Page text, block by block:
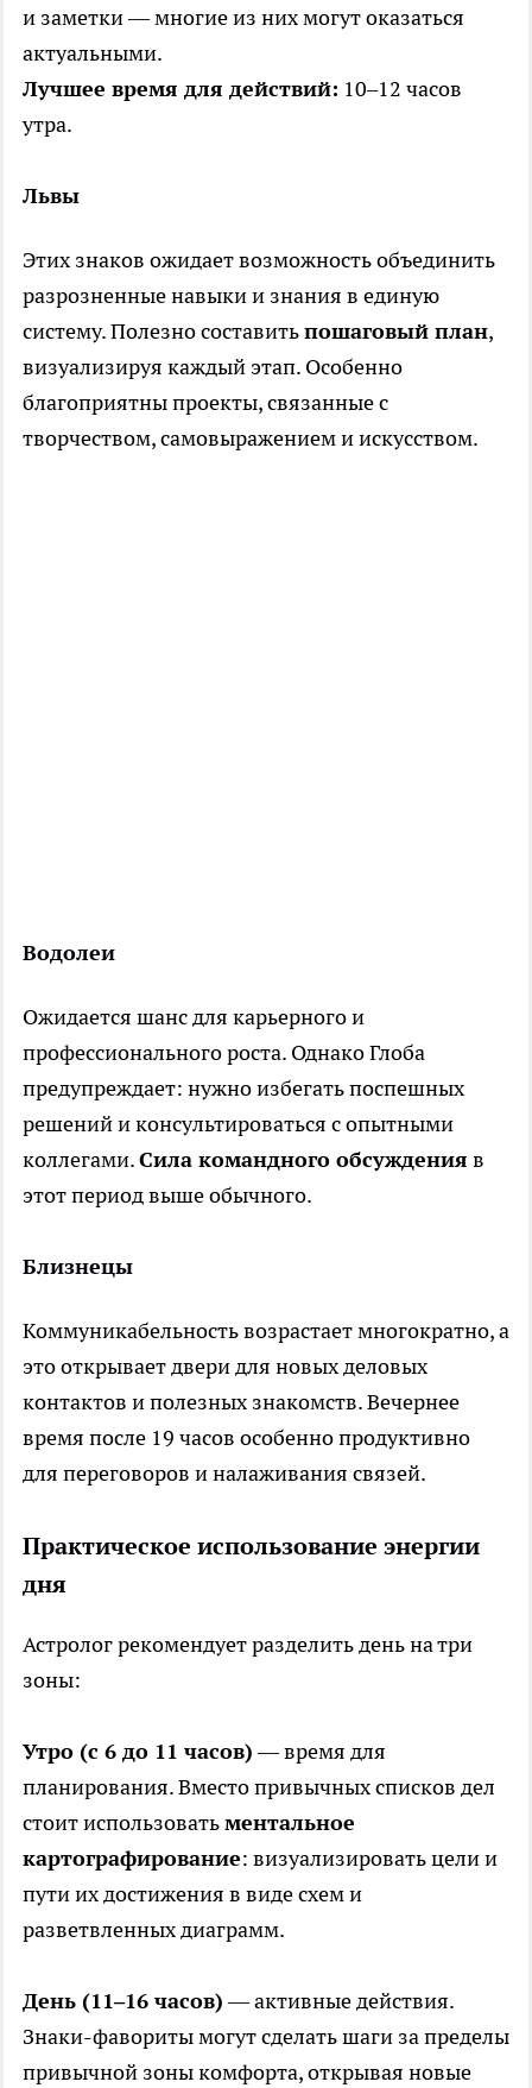
и заметки — многие из них могут оказаться
актуальными.
Лучшее время для действий: 10–12 часов
утра.
Львы
Этих знаков ожидает возможность объединить
разрозненные навыки и знания в единую
систему. Полезно составитьпошаговый план,
визуализируя каждый этап. Особенно
благоприятны проекты, связанные с
творчеством, самовыражением и искусством.
Водолеи
Ожидается шанс для карьерного и
профессионального роста. Однако Глоба
предупреждает: нужно избегать поспешных
решений и консультироваться с опытными
коллегами.Сила командного обсуждения в
этот период выше обычного.
Близнецы
Коммуникабельность возрастает многократно, а
это открывает двери для новых деловых
контактов и полезных знакомств. Вечернее
время после 19 часов особенно продуктивно
для переговоров и налаживания связей.
Практическое использование энергии
дня
Астролог рекомендует разделить день на три
зоны:
Утро (с 6 до 11 часов)— время для
планирования. Вместо привычных списков дел
стоит использоватьментальное
картографирование: визуализировать цели и
пути их достижения в виде схем и
разветвленных диаграмм.
День (11–16 часов)— активные действия.
Знаки-фавориты могут сделать шаги за пределы
привычной зоны комфорта, открывая новые